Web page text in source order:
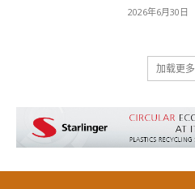
2026年6月30日
加载更多